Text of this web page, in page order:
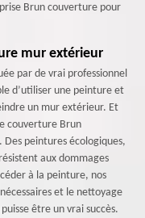
Brun couverture pour
mur extérieur
par de vrai professionnel
d’utiliser une peinture et
un mur extérieur. Et
couverture Brun
peintures écologiques,
aux dommages
à la peinture, nos
et le nettoyage
être un vrai succès.